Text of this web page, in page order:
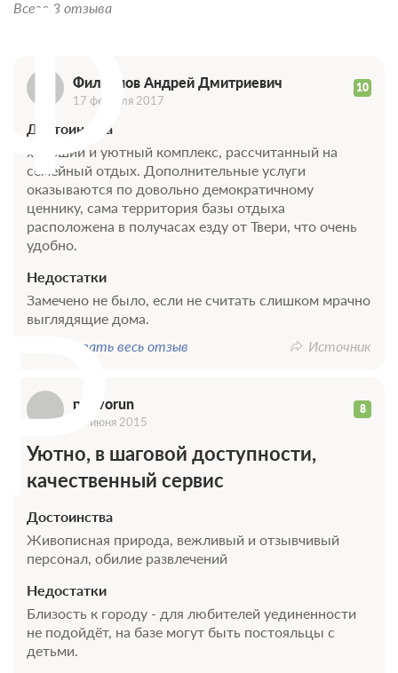
Всего 3 отзыва
Филиппов Андрей Дмитриевич 10
17 февраля 2017
Достоинства
хороший и уютный комплекс, рассчитанный на
семейный отдых. Дополнительные услуги
оказываются по довольно демократичному
ценнику, сама территория базы отдыха
расположена в получасах езду от Твери, что очень
удобно.
Недостатки
Замечено не было, если не считать слишком мрачно
выглядящие дома.
Показать весь отзыв
Источник
pgovorun 8
10 июня 2015
Уютно, в шаговой доступности,
качественный сервис
Достоинства
Живописная природа, вежливый и отзывчивый
персонал, обилие развлечений
Недостатки
Близость к городу - для любителей уединенности
не подойдёт, на базе могут быть постояльцы с
детьми.